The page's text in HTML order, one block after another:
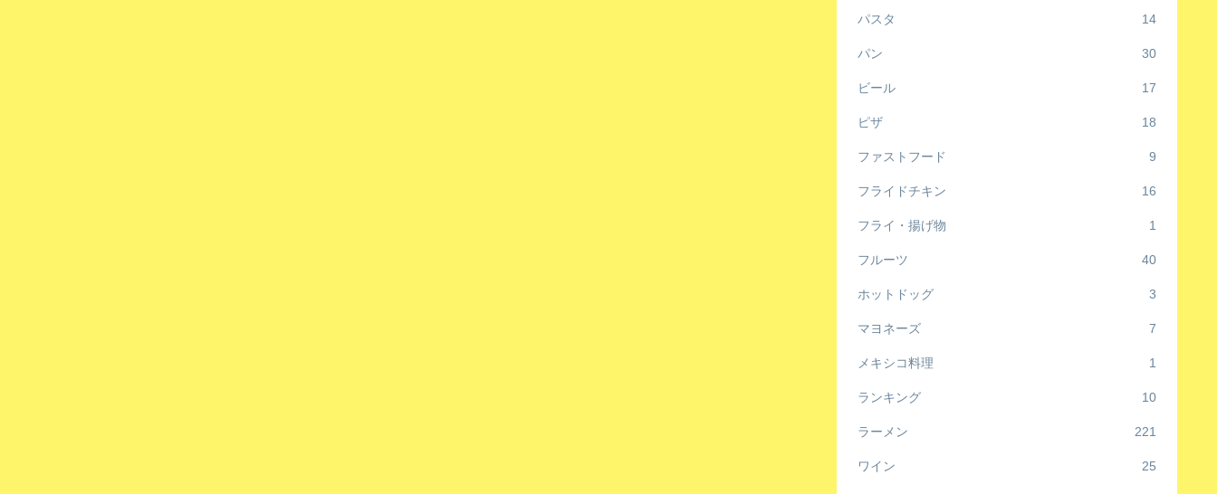
パスタ 14
パン 30
ビール 17
ピザ 18
ファストフード 9
フライドチキン 16
フライ・揚げ物 1
フルーツ 40
ホットドッグ 3
マヨネーズ 7
メキシコ料理 1
ランキング 10
ラーメン 221
ワイン 25